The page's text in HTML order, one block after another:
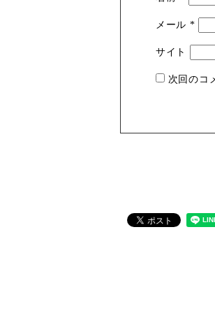
メール *
サイト
次回のコ